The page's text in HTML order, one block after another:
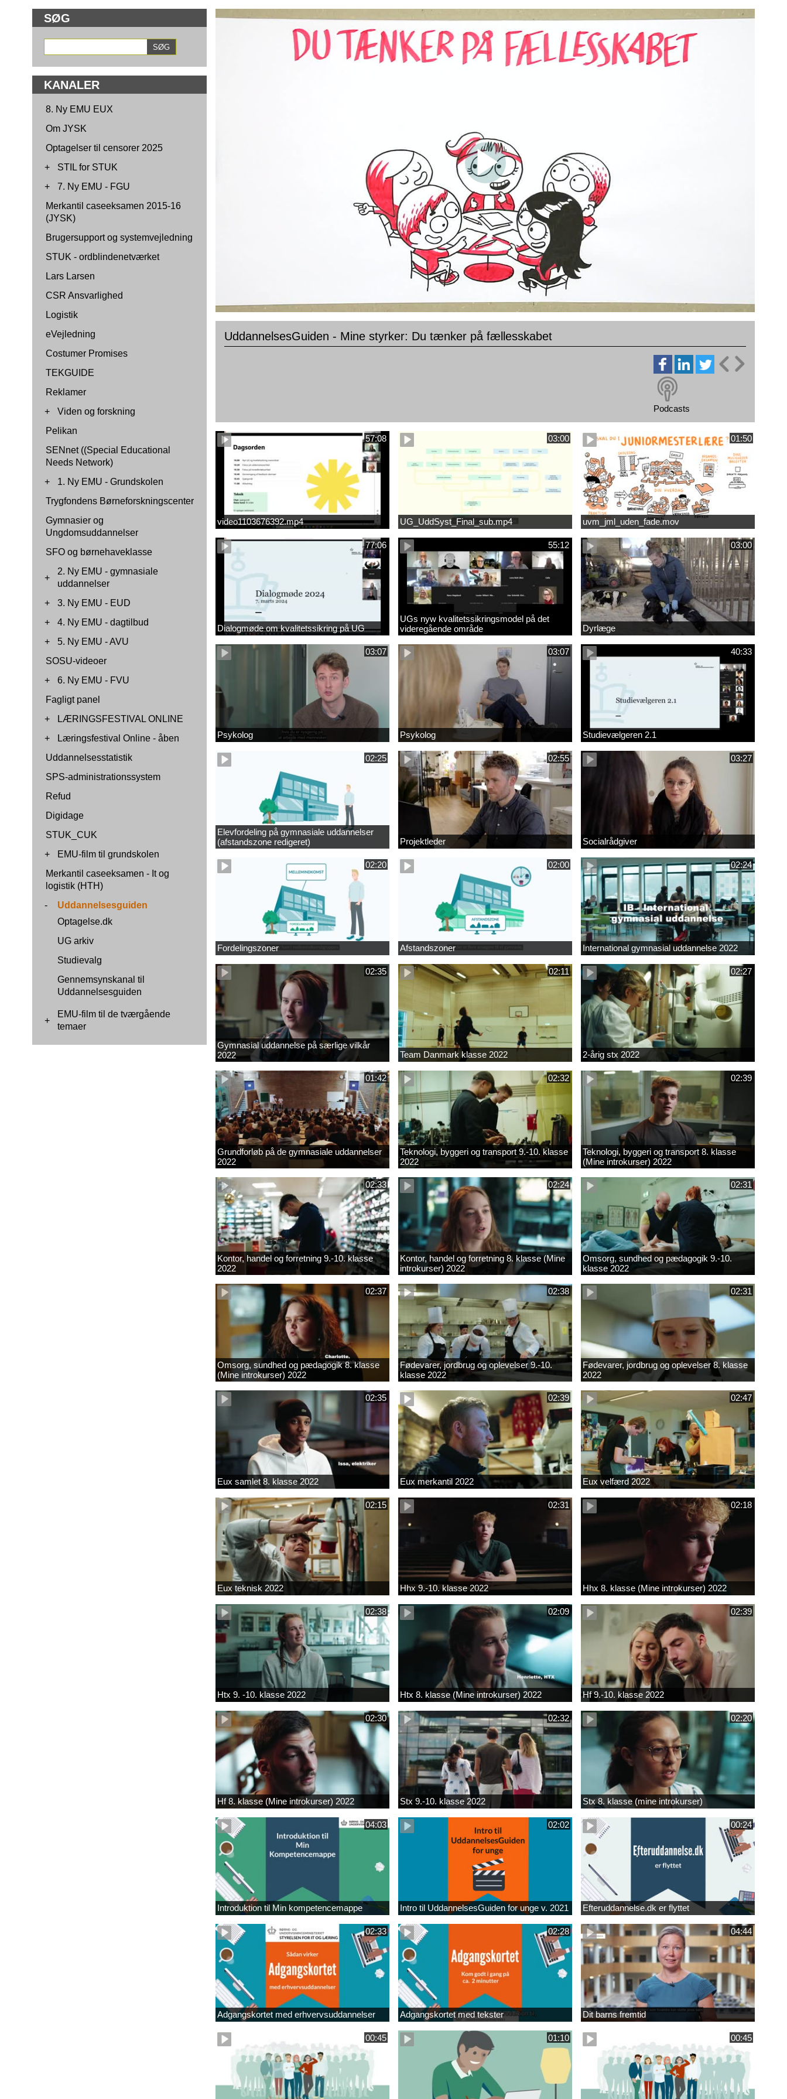
SØG
KANALER
8. Ny EMU EUX
Om JYSK
Optagelser til censorer 2025
+
STIL for STUK
+
7. Ny EMU - FGU
Merkantil caseeksamen 2015-16
(JYSK)
Brugersupport og systemvejledning
STUK - ordblindenetværket
Lars Larsen
CSR Ansvarlighed
Logistik
eVejledning
Costumer Promises
TEKGUIDE
Reklamer
+
Viden og forskning
Pelikan
SENnet ((Special Educational
Needs Network)
+
1. Ny EMU - Grundskolen
Trygfondens Børneforskningscenter
Gymnasier og
Ungdomsuddannelser
SFO og børnehaveklasse
+
2. Ny EMU - gymnasiale
uddannelser
+
3. Ny EMU - EUD
+
4. Ny EMU - dagtilbud
+
5. Ny EMU - AVU
SOSU-videoer
+
6. Ny EMU - FVU
Fagligt panel
+
LÆRINGSFESTIVAL ONLINE
+
Læringsfestival Online - åben
Uddannelsesstatistik
SPS-administrationssystem
Refud
Digidage
STUK_CUK
+
EMU-film til grundskolen
Merkantil caseeksamen - It og
logistik (HTH)
-
Uddannelsesguiden
Optagelse.dk
UG arkiv
Studievalg
Gennemsynskanal til
Uddannelsesguiden
+
EMU-film til de tværgående
temaer
UddannelsesGuiden - Mine styrker: Du tænker på fællesskabet
Podcasts
57:08
video1103676392.mp4
03:00
UG_UddSyst_Final_sub.mp4
01:50
uvm_jml_uden_fade.mov
77:06
Dialogmøde om kvalitetssikring på UG
55:12
UGs nyw kvalitetssikringsmodel på det
videregående område
03:00
Dyrlæge
03:07
Psykolog
03:07
Psykolog
40:33
Studievælgeren 2.1
02:25
Elevfordeling på gymnasiale uddannelser
(afstandszone redigeret)
02:55
Projektleder
03:27
Socialrådgiver
02:20
Fordelingszoner
02:00
Afstandszoner
02:24
International gymnasial uddannelse 2022
02:35
Gymnasial uddannelse på særlige vilkår
2022
02:11
Team Danmark klasse 2022
02:27
2-årig stx 2022
01:42
Grundforløb på de gymnasiale uddannelser
2022
02:32
Teknologi, byggeri og transport 9.-10. klasse
2022
02:39
Teknologi, byggeri og transport 8. klasse
(Mine introkurser) 2022
02:33
Kontor, handel og forretning 9.-10. klasse
2022
02:24
Kontor, handel og forretning 8. klasse (Mine
introkurser) 2022
02:31
Omsorg, sundhed og pædagogik 9.-10.
klasse 2022
02:37
Omsorg, sundhed og pædagogik 8. klasse
(Mine introkurser) 2022
02:38
Fødevarer, jordbrug og oplevelser 9.-10.
klasse 2022
02:31
Fødevarer, jordbrug og oplevelser 8. klasse
2022
02:35
Eux samlet 8. klasse 2022
02:39
Eux merkantil 2022
02:47
Eux velfærd 2022
02:15
Eux teknisk 2022
02:31
Hhx 9.-10. klasse 2022
02:18
Hhx 8. klasse (Mine introkurser) 2022
02:38
Htx 9. -10. klasse 2022
02:09
Htx 8. klasse (Mine introkurser) 2022
02:39
Hf 9.-10. klasse 2022
02:30
Hf 8. klasse (Mine introkurser) 2022
02:32
Stx 9.-10. klasse 2022
02:20
Stx 8. klasse (mine introkurser)
04:03
Introduktion til Min kompetencemappe
02:02
Intro til UddannelsesGuiden for unge v. 2021
00:24
Efteruddannelse.dk er flyttet
02:33
Adgangskortet med erhvervsuddannelser
02:28
Adgangskortet med tekster
04:44
Dit barns fremtid
00:45 01:10 00:45